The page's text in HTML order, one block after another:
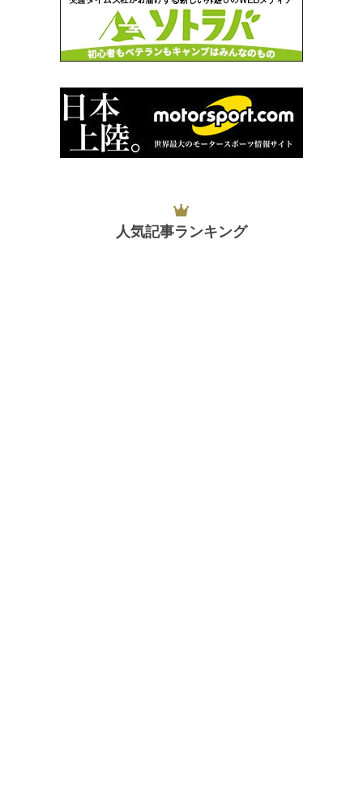
人気記事ランキング